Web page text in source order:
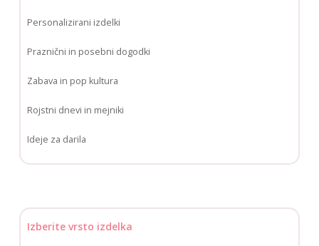
Personalizirani izdelki
Praznični in posebni dogodki
Zabava in pop kultura
Rojstni dnevi in mejniki
Ideje za darila
Izberite vrsto izdelka